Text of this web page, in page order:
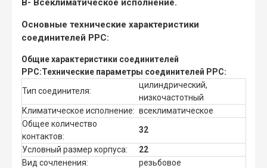
В- Всеклиматическое исполнение.
Основные технические характеристики
соединителей РРС:
Общие характеристики соединителей
РРС:Технические параметры соединителей РРС:
Тип соединителя:
цилиндрический,
низкочастотный
Климатическое исполнение: всеклиматическое
Общее количество
контактов:
32
Условный размер корпуса:
22
Вид сочленения:
резьбовое